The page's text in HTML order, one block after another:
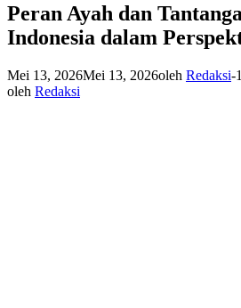
Peran Ayah dan
Indonesia dalam
Mei 13, 2026Mei 13, 2026oleh Redaksi-
oleh Redaksi